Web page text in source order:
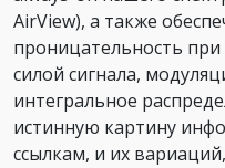
AirView), а также
проницательность
силой сигнала,
интегральное
истинную картину
ссылкам, и их